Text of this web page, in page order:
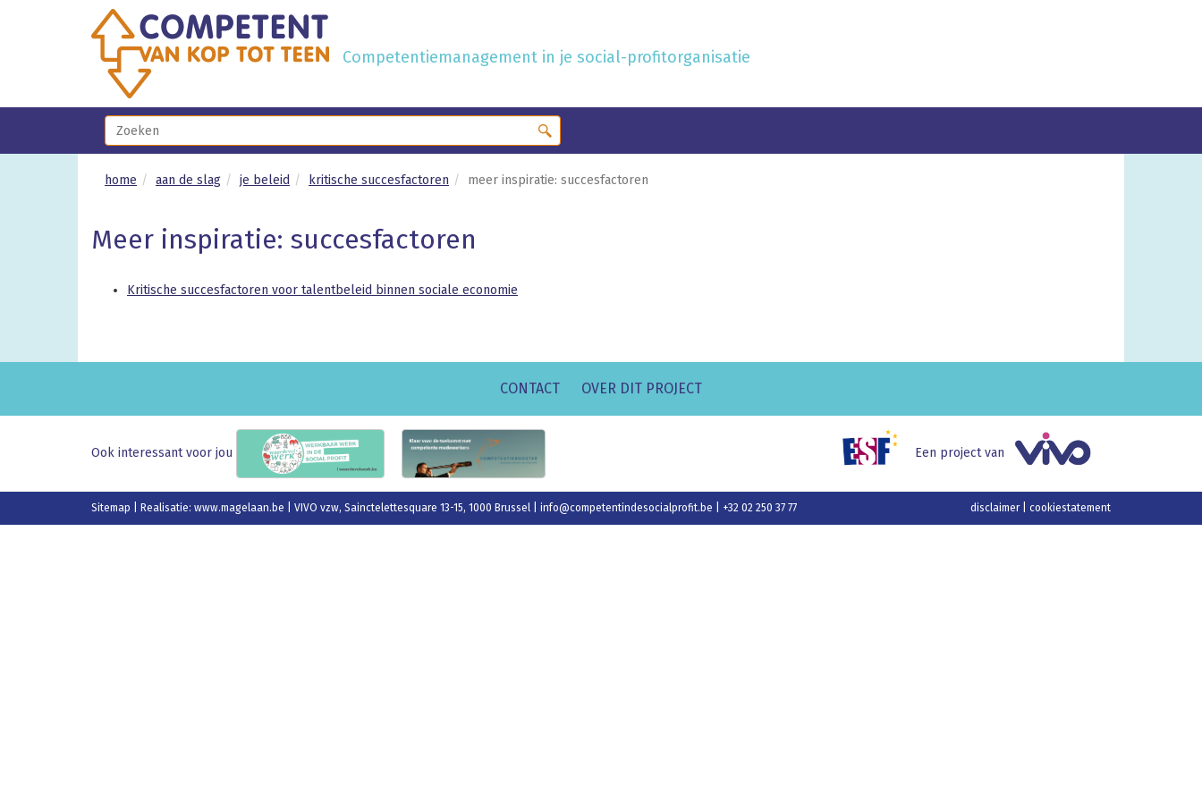
Competentiemanagement in je social-profitorganisatie
home aan de slag je beleid kritische succesfactoren meer inspiratie: succesfactoren
Meer inspiratie: succesfactoren
Kritische succesfactoren voor talentbeleid binnen sociale economie
CONTACT OVER DIT PROJECT
Ook interessant voor jou Een project van
Sitemap | Realisatie: www.magelaan.be | VIVO vzw, Sainctelettesquare 13-15, 1000 Brussel | info@competentindesocialprofit.be | +32 02 250 37 77 disclaimer cookiestatement